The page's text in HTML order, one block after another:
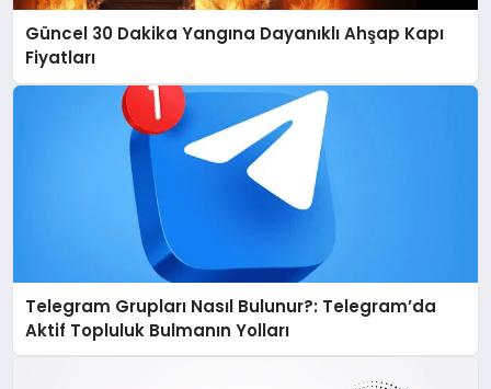
Güncel 30 Dakika Yangına Dayanıklı Ahşap Kapı
Fiyatları
Telegram Grupları Nasıl Bulunur?: Telegram’da
Aktif Topluluk Bulmanın Yolları